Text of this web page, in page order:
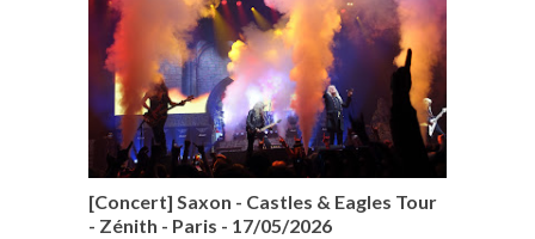
[Concert] Saxon - Castles & Eagles Tour
- Zénith - Paris - 17/05/2026